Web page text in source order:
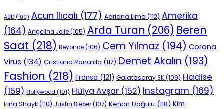
ABD (100) Acun Ilıcalı (177) Adriana Lima (112) Amerika
(164) Angelina Jolie(105) Arda Turan (206) Beren
Saat (218) Beyonce(106) Cem Yılmaz (194) Corona
Virüs (134) Cristiano Ronaldo (117) Demet Akalın (193)
Fashion (218) Fransa (121) Galatasaray SK(109) Hadise
(159) Hollywood (101) Hülya Avşar (152) Instagram (169)
Irina Shayk(110) Justin Bieber(107) Kenan Doğulu (118) Kim